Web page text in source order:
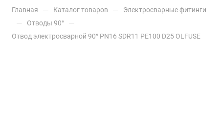
Главная — Каталог товаров — Электросварные фитинги
— Отводы 90° —
Отвод электросварной 90° PN16 SDR11 PE100 D25 OLFUSE